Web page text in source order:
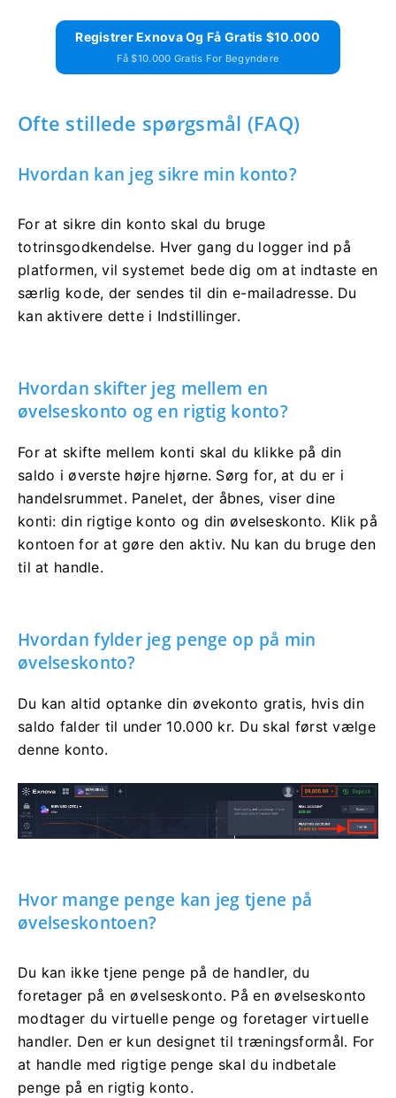
Registrer Exnova Og Få Gratis $10.000
Få $10.000 Gratis For Begyndere
Ofte stillede spørgsmål (FAQ)
Hvordan kan jeg sikre min konto?
For at sikre din konto skal du bruge
totrinsgodkendelse. Hver gang du logger ind på
platformen, vil systemet bede dig om at indtaste en
særlig kode, der sendes til din e-mailadresse. Du
kan aktivere dette i Indstillinger.
Hvordan skifter jeg mellem en
øvelseskonto og en rigtig konto?
For at skifte mellem konti skal du klikke på din
saldo i øverste højre hjørne. Sørg for, at du er i
handelsrummet. Panelet, der åbnes, viser dine
konti: din rigtige konto og din øvelseskonto. Klik på
kontoen for at gøre den aktiv. Nu kan du bruge den
til at handle.
Hvordan fylder jeg penge op på min
øvelseskonto?
Du kan altid optanke din øvekonto gratis, hvis din
saldo falder til under 10.000 kr. Du skal først vælge
denne konto.
Hvor mange penge kan jeg tjene på
øvelseskontoen?
Du kan ikke tjene penge på de handler, du
foretager på en øvelseskonto. På en øvelseskonto
modtager du virtuelle penge og foretager virtuelle
handler. Den er kun designet til træningsformål. For
at handle med rigtige penge skal du indbetale
penge på en rigtig konto.